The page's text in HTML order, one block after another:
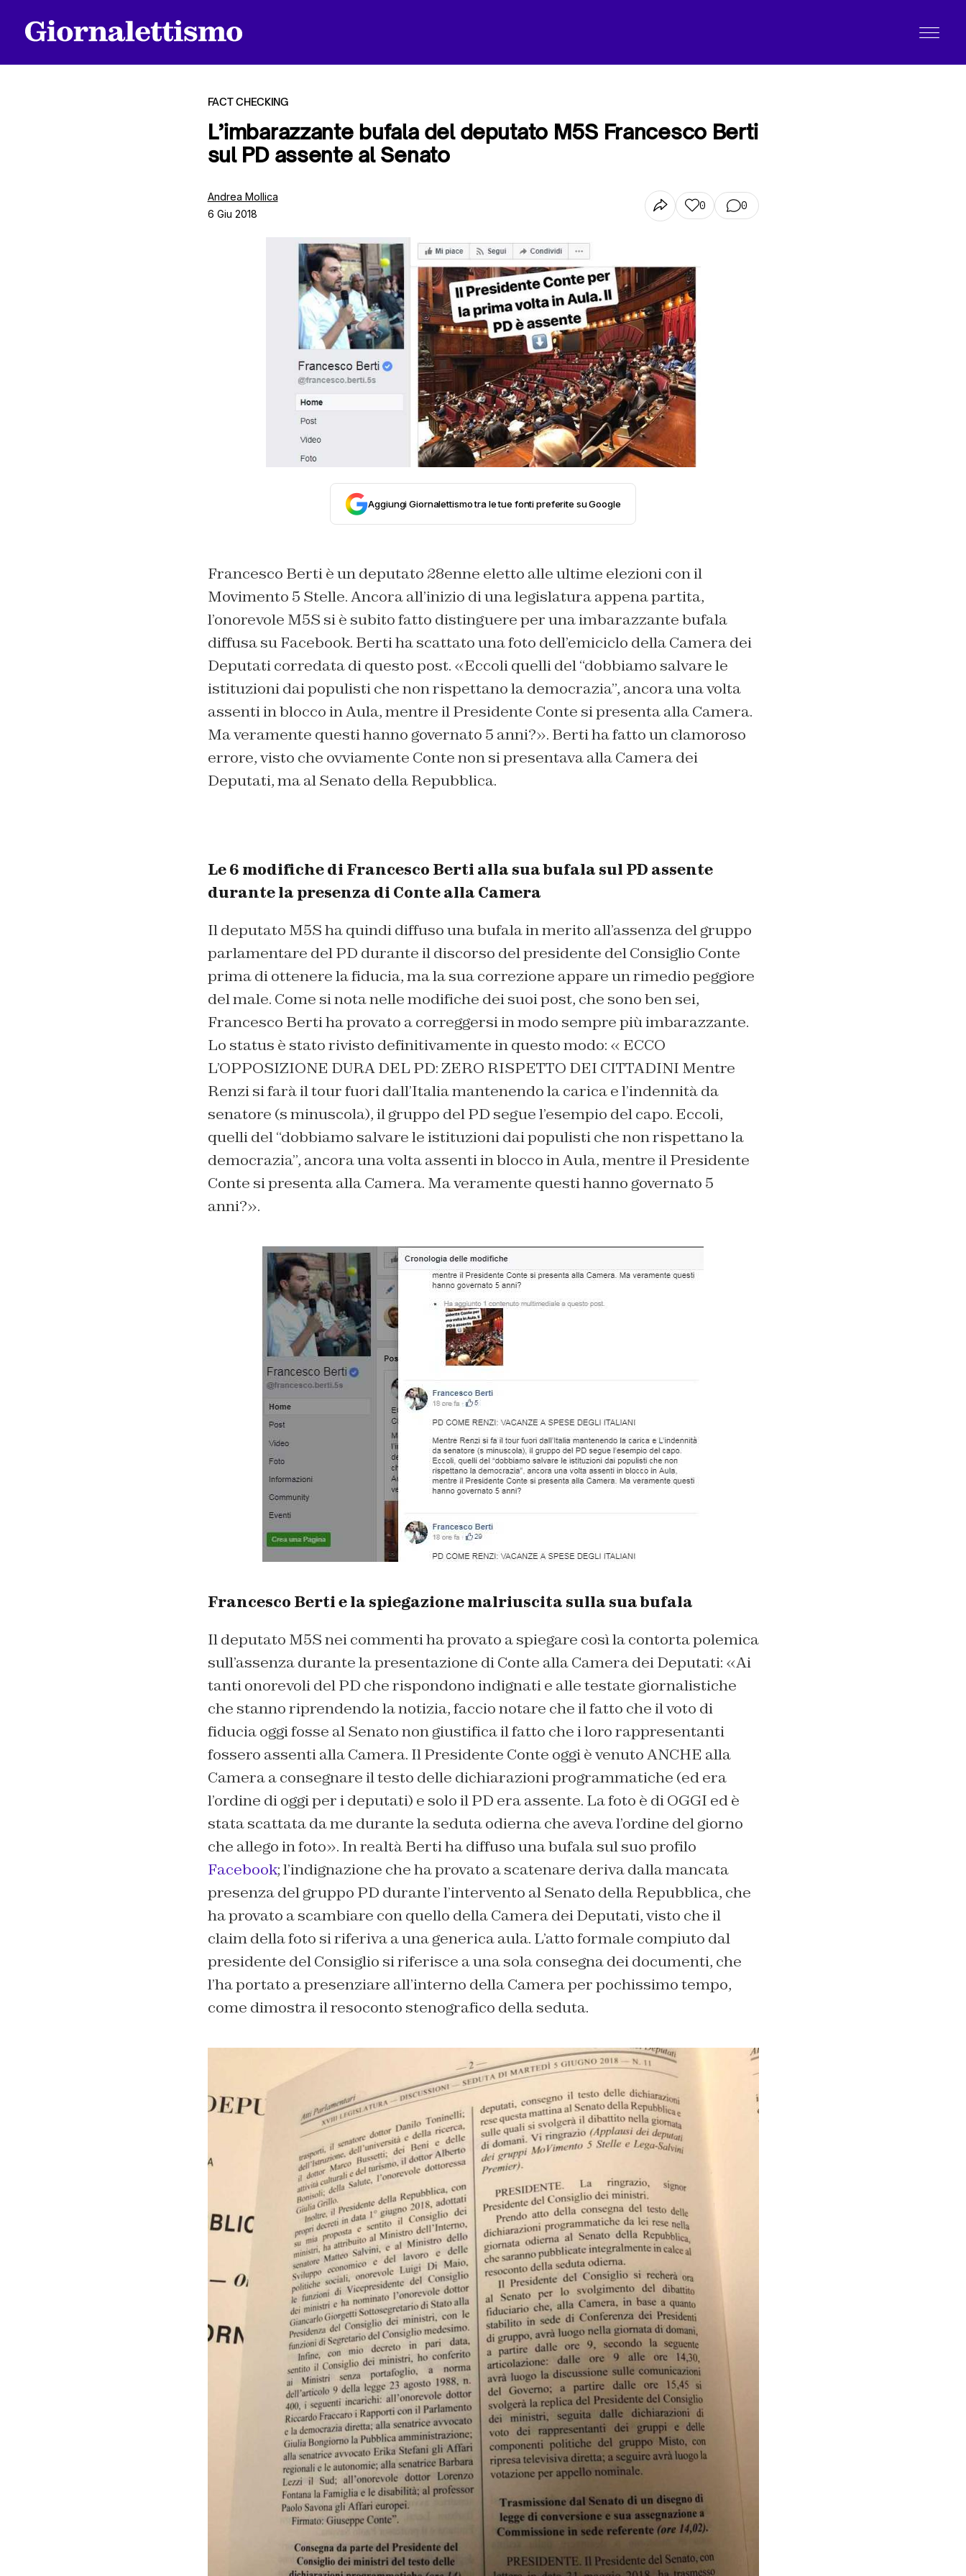
FACT CHECKING
L’imbarazzante bufala del deputato M5S Francesco Berti
sul PD assente al Senato
Andrea Mollica
6 Giu 2018
0 0
Aggiungi Giornalettismo tra le tue fonti preferite su Google
Francesco Berti è un deputato 28enne eletto alle ultime elezioni con il
Movimento 5 Stelle. Ancora all’inizio di una legislatura appena partita,
l’onorevole M5S si è subito fatto distinguere per una imbarazzante bufala
diffusa su Facebook. Berti ha scattato una foto dell’emiciclo della Camera dei
Deputati corredata di questo post. «Eccoli quelli del “dobbiamo salvare le
istituzioni dai populisti che non rispettano la democrazia”, ancora una volta
assenti in blocco in Aula, mentre il Presidente Conte si presenta alla Camera.
Ma veramente questi hanno governato 5 anni?». Berti ha fatto un clamoroso
errore, visto che ovviamente Conte non si presentava alla Camera dei
Deputati, ma al Senato della Repubblica.
Le 6 modifiche di Francesco Berti alla sua bufala sul PD assente
durante la presenza di Conte alla Camera
Il deputato M5S ha quindi diffuso una bufala in merito all’assenza del gruppo
parlamentare del PD durante il discorso del presidente del Consiglio Conte
prima di ottenere la fiducia, ma la sua correzione appare un rimedio peggiore
del male. Come si nota nelle modifiche dei suoi post, che sono ben sei,
Francesco Berti ha provato a correggersi in modo sempre più imbarazzante.
Lo status è stato rivisto definitivamente in questo modo: « ECCO
L’OPPOSIZIONE DURA DEL PD: ZERO RISPETTO DEI CITTADINI Mentre
Renzi si farà il tour fuori dall’Italia mantenendo la carica e l’indennità da
senatore (s minuscola), il gruppo del PD segue l’esempio del capo. Eccoli,
quelli del “dobbiamo salvare le istituzioni dai populisti che non rispettano la
democrazia”, ancora una volta assenti in blocco in Aula, mentre il Presidente
Conte si presenta alla Camera. Ma veramente questi hanno governato 5
anni?».
Francesco Berti e la spiegazione malriuscita sulla sua bufala
Il deputato M5S nei commenti ha provato a spiegare così la contorta polemica
sull’assenza durante la presentazione di Conte alla Camera dei Deputati: «Ai
tanti onorevoli del PD che rispondono indignati e alle testate giornalistiche
che stanno riprendendo la notizia, faccio notare che il fatto che il voto di
fiducia oggi fosse al Senato non giustifica il fatto che i loro rappresentanti
fossero assenti alla Camera. Il Presidente Conte oggi è venuto ANCHE alla
Camera a consegnare il testo delle dichiarazioni programmatiche (ed era
l’ordine di oggi per i deputati) e solo il PD era assente. La foto è di OGGI ed è
stata scattata da me durante la seduta odierna che aveva l’ordine del giorno
che allego in foto». In realtà Berti ha diffuso una bufala sul suo profilo
Facebook; l’indignazione che ha provato a scatenare deriva dalla mancata
presenza del gruppo PD durante l’intervento al Senato della Repubblica, che
ha provato a scambiare con quello della Camera dei Deputati, visto che il
claim della foto si riferiva a una generica aula. L’atto formale compiuto dal
presidente del Consiglio si riferisce a una sola consegna dei documenti, che
l’ha portato a presenziare all’interno della Camera per pochissimo tempo,
come dimostra il resoconto stenografico della seduta.